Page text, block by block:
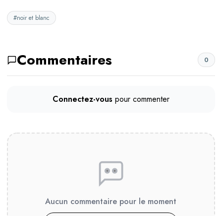
#noir et blanc
Commentaires 0
Connectez-vous pour commenter
Aucun commentaire pour le moment